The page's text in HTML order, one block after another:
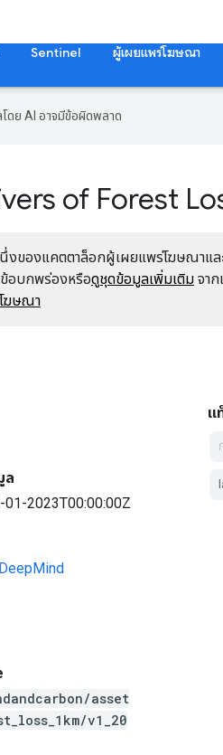
Sentinel ผู้เผยแพร่โฆษณา
ดย AI อาจมีข้อผิดพลาด
of Forest
ของแคตตาล็อกผู้เผยแพร่โฆษณาแล
อบกพร่องหรือดูชุดข้อมูลเพิ่มเติม จา
ฆษณา
ล
2023T00:00:00Z
asset
v1_20
แ